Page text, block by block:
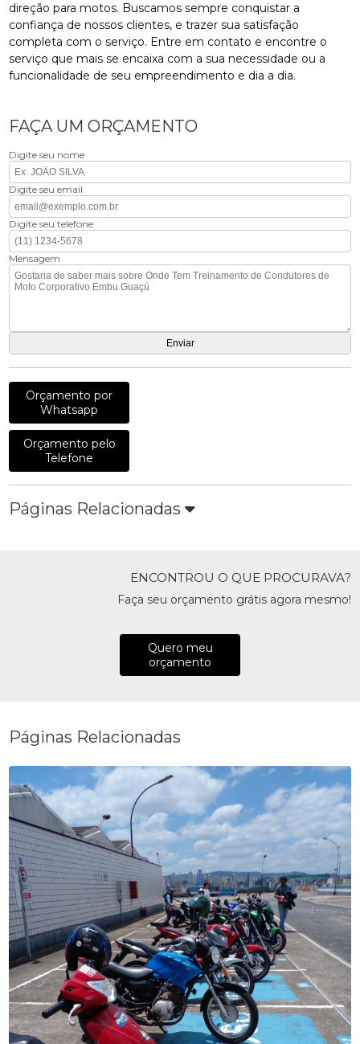
direção para motos. Buscamos sempre conquistar a
confiança de nossos clientes, e trazer sua satisfação
completa com o serviço. Entre em contato e encontre o
serviço que mais se encaixa com a sua necessidade ou a
funcionalidade de seu empreendimento e dia a dia.
FAÇA UM ORÇAMENTO
Digite seu nome
Digite seu email
Digite seu telefone
Mensagem
Orçamento por
Whatsapp
Orçamento pelo
Telefone
Páginas Relacionadas
ENCONTROU O QUE PROCURAVA?
Faça seu orçamento grátis agora mesmo!
Quero meu
orçamento
Páginas Relacionadas